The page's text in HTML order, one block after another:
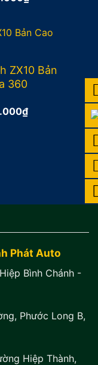
13.900.000₫.
ZX10 Bản
360
₫Giá
Phát Auto
Bình Chánh -
Phước Long B,
Hiệp Thành,